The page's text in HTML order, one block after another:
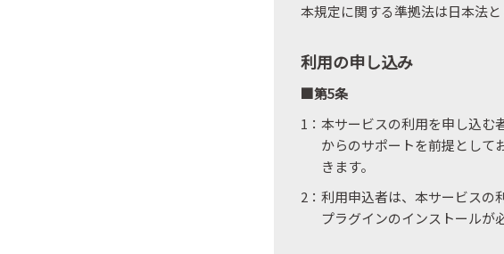
本規定に関する準拠法は日本法と
利用の申し込み
■第5条
1：本サービスの利用を申し込む
からのサポートを前提として
きます。
2：利用申込者は、本サービス
プラグインのインストールが